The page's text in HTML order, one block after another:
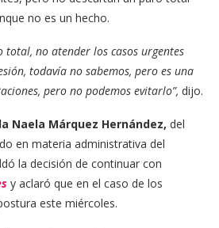
no es un hecho.
total, no atender los casos urgentes
todavía no sabemos, pero es una
pero no podemos evitarlo”, dijo.
Naela Márquez Hernández, del
en materia administrativa del
la decisión de continuar con
y aclaró que en el caso de los
este miércoles.